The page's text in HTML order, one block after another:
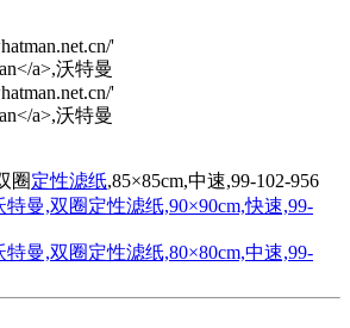
圈定性滤纸,85×85cm,中速,99-102-956
特曼,双圈定性滤纸,90×90cm,快速,99-
特曼,双圈定性滤纸,80×80cm,中速,99-